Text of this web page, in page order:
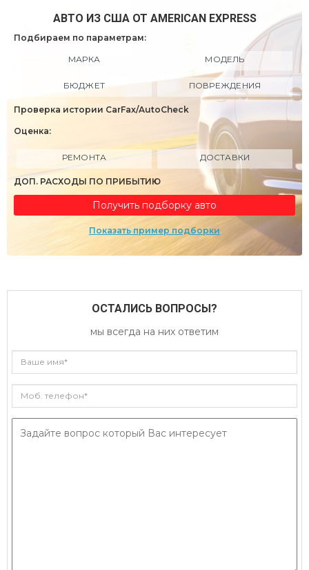
АВТО ИЗ США ОТ AMERICAN EXPRESS
Подбираем по параметрам:
МАРКА МОДЕЛЬ
БЮДЖЕТ ПОВРЕЖДЕНИЯ
Проверка истории CarFax/AutoCheck
Оценка:
РЕМОНТА ДОСТАВКИ
ДОП. РАСХОДЫ ПО ПРИБЫТИЮ
Получить подборку авто
Показать пример подборки
ОСТАЛИСЬ ВОПРОСЫ?
мы всегда на них ответим